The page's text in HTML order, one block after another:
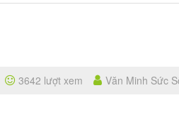
3642 lượt xem Văn Minh Sức